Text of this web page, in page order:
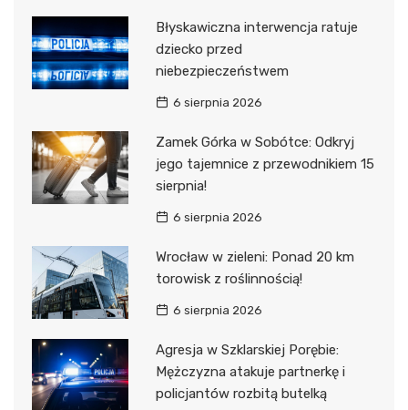
Błyskawiczna interwencja ratuje
dziecko przed
niebezpieczeństwem
6 sierpnia 2026
Zamek Górka w Sobótce: Odkryj
jego tajemnice z przewodnikiem 15
sierpnia!
6 sierpnia 2026
Wrocław w zieleni: Ponad 20 km
torowisk z roślinnością!
6 sierpnia 2026
Agresja w Szklarskiej Porębie:
Mężczyzna atakuje partnerkę i
policjantów rozbitą butelką